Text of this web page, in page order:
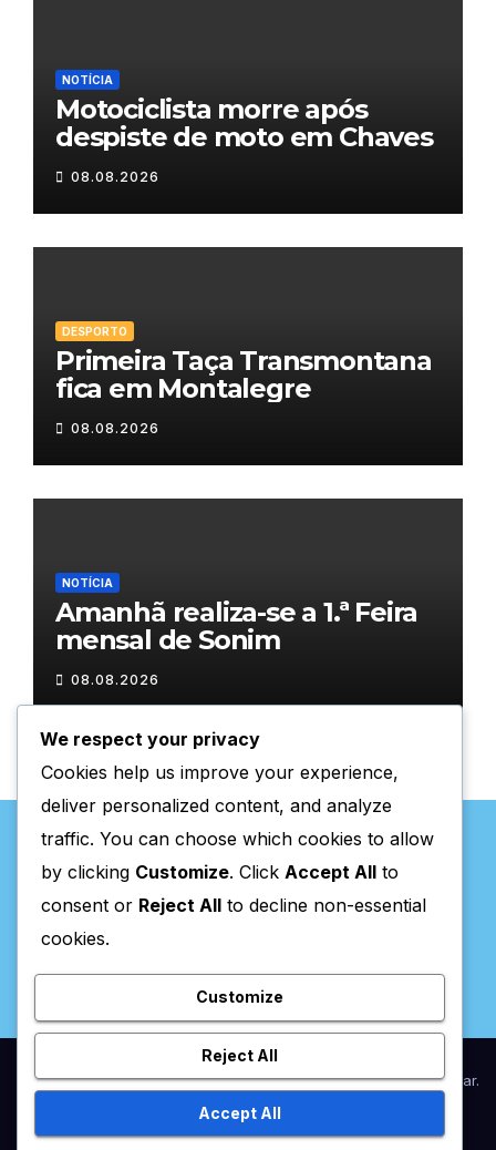
NOTÍCIA
Motociclista morre após
despiste de moto em Chaves
08.08.2026
DESPORTO
Primeira Taça Transmontana
fica em Montalegre
08.08.2026
NOTÍCIA
Amanhã realiza-se a 1.ª Feira
mensal de Sonim
08.08.2026
Valpaços Online
Proudly powered by WordPress|Theme:NewsupbyThemeansar.
HomeAnunciar / AssinaturasEstatuto EditorialFicha Técnica
We respect your privacy
Cookies help us improve your experience,
deliver personalized content, and analyze
traffic. You can choose which cookies to allow
by clicking Customize. Click Accept All to
consent or Reject All to decline non-essential
cookies.
Customize
Reject All
Accept All